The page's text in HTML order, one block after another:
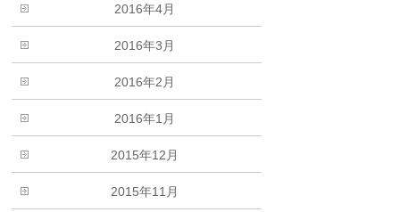
2016年4月
2016年3月
2016年2月
2016年1月
2015年12月
2015年11月